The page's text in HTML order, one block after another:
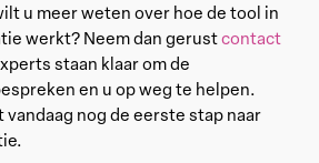
u meer weten over hoe de tool in
werkt? Neem dan gerustcontact
staan klaar om de
en u op weg te helpen.
vandaag nog de eerste stap naar